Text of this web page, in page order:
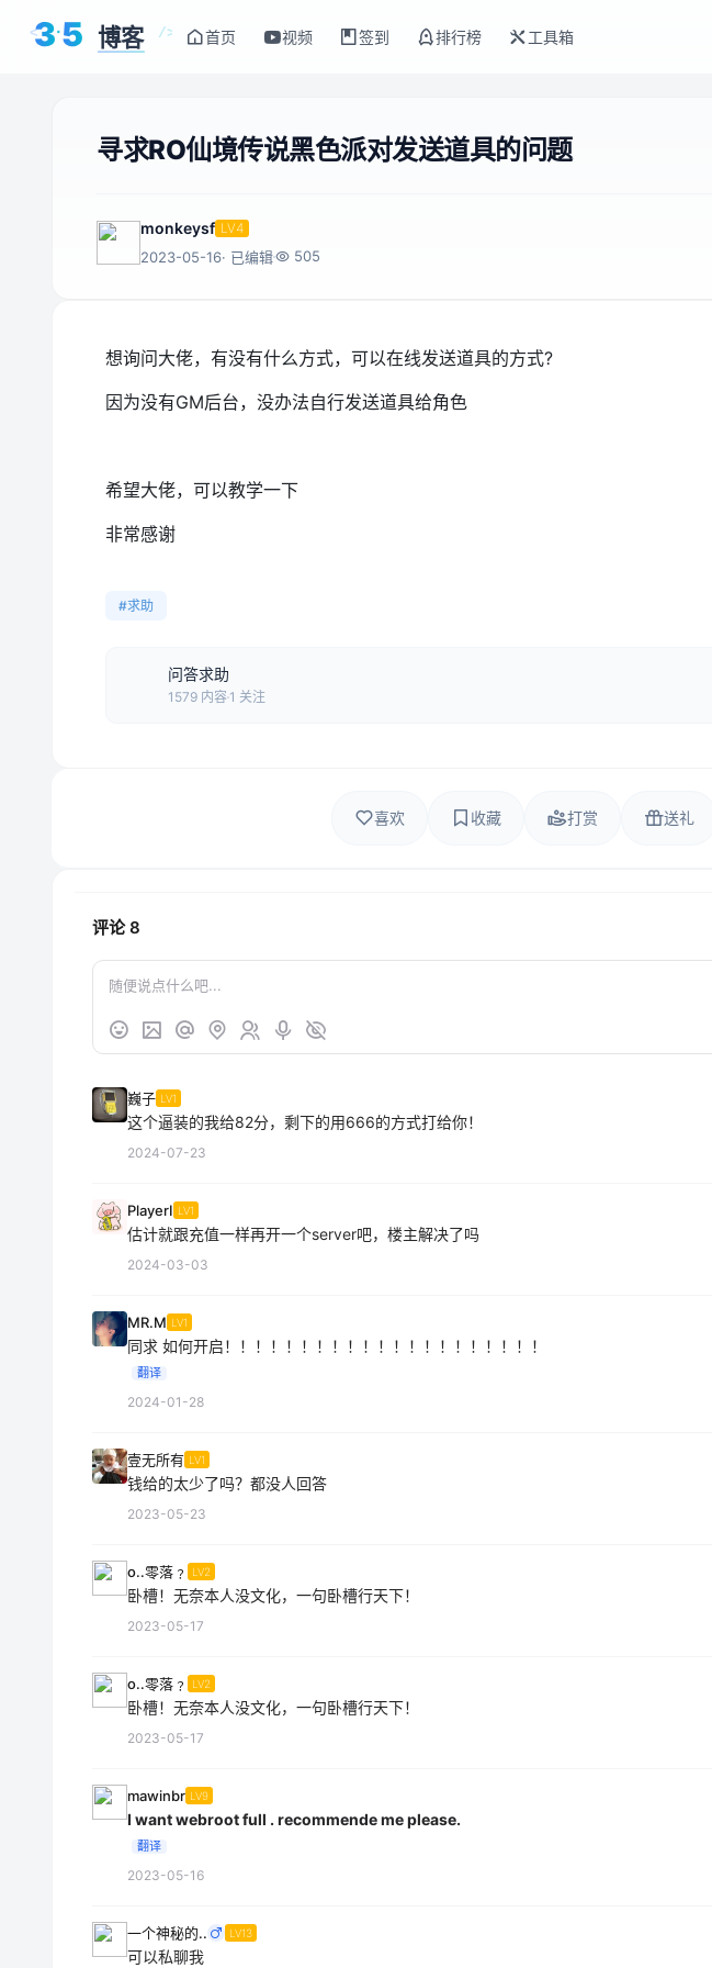
< />
35 博客 首页 视频 签到 排行榜 工具箱
寻求RO仙境传说黑色派对发送道具的问题
monkeysf LV4
2023-05-16· 已编辑 505
想询问大佬，有没有什么方式，可以在线发送道具的方式?
因为没有GM后台，没办法自行发送道具给角色
希望大佬，可以教学一下
非常感谢
#求助
问答求助
1579 内容 1 关注
喜欢 收藏 打赏 送礼
评论8
巍子 LV1
这个逼装的我给82分，剩下的用666的方式打给你！
2024-07-23
PlayerI LV1
估计就跟充值一样再开一个server吧，楼主解决了吗
2024-03-03
MR.M LV1
同求 如何开启！！！！！！！！！！！！！！！！！！！！！
翻译
2024-01-28
壹无所有 LV1
钱给的太少了吗？都没人回答
2023-05-23
o..零落﹖ LV2
卧槽！无奈本人没文化，一句卧槽行天下！
2023-05-17
o..零落﹖ LV2
卧槽！无奈本人没文化，一句卧槽行天下！
2023-05-17
mawinbr LV9
I want webroot full . recommende me please.
翻译
2023-05-16
一个神秘的.. LV13
可以私聊我